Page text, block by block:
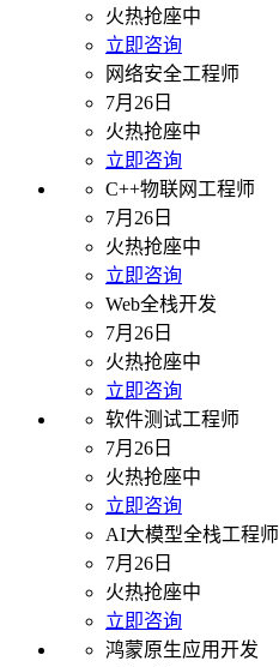
火热抢座中
立即咨询
网络安全工程师
7月26日
火热抢座中
立即咨询
C++物联网工程师
7月26日
火热抢座中
立即咨询
Web全栈开发
7月26日
火热抢座中
立即咨询
软件测试工程师
7月26日
火热抢座中
立即咨询
AI大模型全栈工程师
7月26日
火热抢座中
立即咨询
鸿蒙原生应用开发